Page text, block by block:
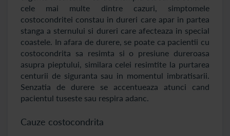
cele mai multe dintre cazuri, simptomele
costocondritei constau in dureri care apar in partea
stanga a sternului si dureri care afecteaza in special
coastele. In afara de durere, se poate ca pacientii cu
costocondrita sa resimta si o presiune dureroasa
asupra pieptului, similara celei resimtite la purtarea
centurii de siguranta sau in momentul imbratisarii.
Senzatia de durere se accentueaza atunci cand
pacientul tuseste sau respira adanc.
Cauze costocondrita